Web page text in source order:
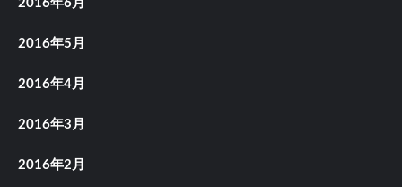
2016年6月
2016年5月
2016年4月
2016年3月
2016年2月